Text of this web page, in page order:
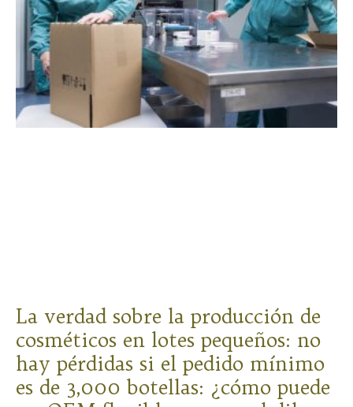
La verdad sobre la producción de
cosméticos en lotes pequeños: no
hay pérdidas si el pedido mínimo
es de 3,000 botellas: ¿cómo puede